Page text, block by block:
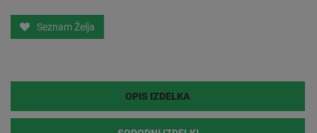
Seznam Želja
OPIS IZDELKA